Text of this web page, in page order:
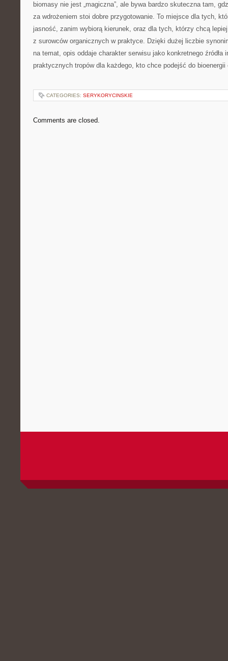
biomasy nie jest „magiczna”, ale bywa bardzo skuteczna tam,
za wdrożeniem stoi dobre przygotowanie. To miejsce dla tych,
jasność, zanim wybiorą kierunek, oraz dla tych, którzy chcą
z surowców organicznych w praktyce. Dzięki dużej liczbie
na temat, opis oddaje charakter serwisu jako konkretnego źródła
praktycznych tropów dla każdego, kto chce podejść do bioenergii
CATEGORIES: SERYKORYCINSKIE
Comments are closed.